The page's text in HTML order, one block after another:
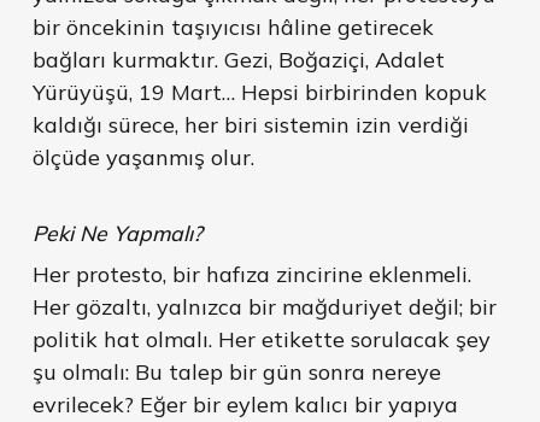
bir öncekinin taşıyıcısı hâline getirecek
bağları kurmaktır. Gezi, Boğaziçi, Adalet
Yürüyüşü, 19 Mart… Hepsi birbirinden kopuk
kaldığı sürece, her biri sistemin izin verdiği
ölçüde yaşanmış olur.
Peki Ne Yapmalı?
Her protesto, bir hafıza zincirine eklenmeli.
Her gözaltı, yalnızca bir mağduriyet değil; bir
politik hat olmalı. Her etikette sorulacak şey
şu olmalı: Bu talep bir gün sonra nereye
evrilecek? Eğer bir eylem kalıcı bir yapıya